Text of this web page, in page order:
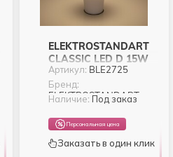
ELEKTROSTANDART
CLASSIC LED D 15W
4200K E27 (BLE2725)
Артикул: BLE2725
Бренд:
ELEKTROSTANDART
Наличие: Под заказ
Персональная цена
Заказать в один клик